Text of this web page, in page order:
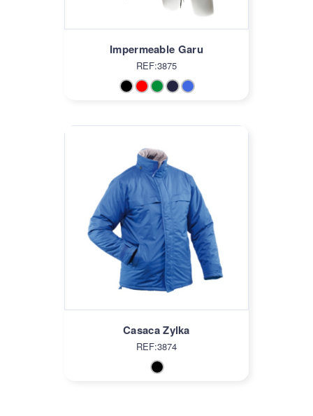
Impermeable Garu
REF:3875
Casaca Zylka
REF:3874